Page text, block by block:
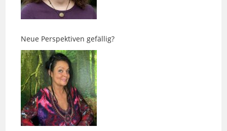
Neue Perspektiven gefällig?
Ens-Massagen – Zurück in die eigene Balance